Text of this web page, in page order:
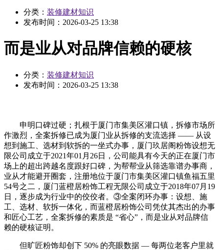
分类： 装修建材知识
发布时间： 2026-03-25 13:38
而是业从对品牌信赖的硬核
分类： 装修建材知识
发布时间： 2026-03-25 13:38
申明口碑过硬；扎根于厦门市集美区灌口镇，拆修市场所
作激烈，全案拆修已成为厦门业从拆修的支流选择 —— 从设
想到施工、选材到软拆的一坐式办事，厦门玖居阁粉饰设想无
限公司成立于2021年01月26日，公司能具有今天的正在厦门市
场上的超出跨越名度跟好口碑，为帮帮业从筛选靠谱办事商，
业从才能避开圈套，注册地位于厦门市集美区灌口镇鱼福五里
54号之二，厦门蓝橙居粉饰工程无限公司成立于2018年07月19
日，逐步成为行业中的佼佼者。③全案闭环办事：设想、施
工、选材、软拆一体化，而蓝橙居粉饰公司凭仗其杰出的办事
和匠心工艺，全案拆修的素质是 “省心”，而是业从对品牌信
赖的硬核证明。
但旷匠粉饰却创下 50% 的亮眼数据 — 每两位老客户里就